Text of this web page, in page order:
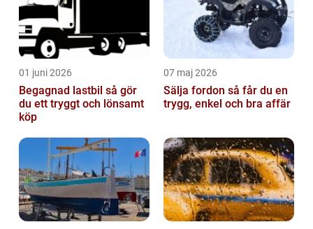
01 juni 2026
Begagnad lastbil så gör
du ett tryggt och lönsamt
köp
07 maj 2026
Sälja fordon så får du en
trygg, enkel och bra affär